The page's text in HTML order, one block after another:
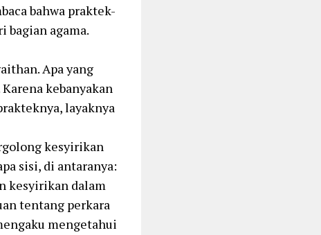
bahwa praktek-
bagian agama.
Apa yang
kebanyakan
layaknya
kesyirikan
sisi, di antaranya:
kesyirikan dalam
tentang perkara
mengetahui